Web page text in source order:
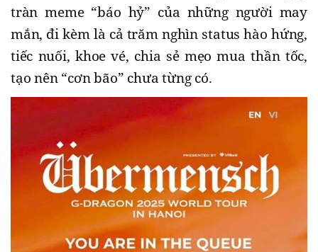
tràn meme “báo hỷ” của những người may
mắn, đi kèm là cả trăm nghìn status hào hứng,
tiếc nuối, khoe vé, chia sẻ mẹo mua thần tốc,
tạo nên “cơn bão” chưa từng có.